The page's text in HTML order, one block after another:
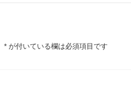
* が付いている欄は必須項目です